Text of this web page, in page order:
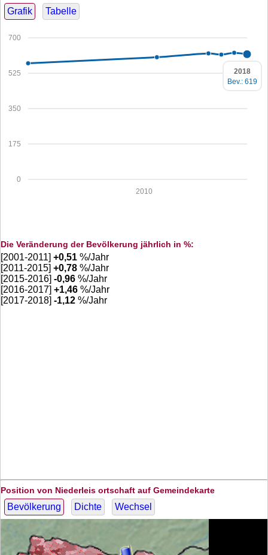
Grafik Tabelle
0
175
350
525
700
2010
2018
Bev.: 619
Die Veränderung der Bevölkerung jährlich in %:
[2001-2011] +0,51 %/Jahr
[2011-2015] +0,78 %/Jahr
[2015-2016] -0,96 %/Jahr
[2016-2017] +1,46 %/Jahr
[2017-2018] -1,12 %/Jahr
Position von Niederleis ortschaft auf Gemeindekarte
Bevölkerung Dichte Wechsel